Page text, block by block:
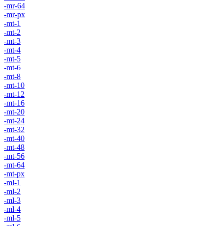
-mr-64
-mr-px
-mt-1
-mt-2
-mt-3
-mt-4
-mt-5
-mt-6
-mt-8
-mt-10
-mt-12
-mt-16
-mt-20
-mt-24
-mt-32
-mt-40
-mt-48
-mt-56
-mt-64
-mt-px
-ml-1
-ml-2
-ml-3
-ml-4
-ml-5